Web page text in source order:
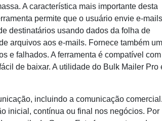
A característica mais importante desta
permite que o usuário envie e-mails
destinatários usando dados da folha de
arquivos aos e-mails. Fornece também um
e falhados. A ferramenta é compatível com
de baixar. A utilidade do Bulk Mailer Pro
incluindo a comunicação comercial.
inicial, contínua ou final nos negócios. Por